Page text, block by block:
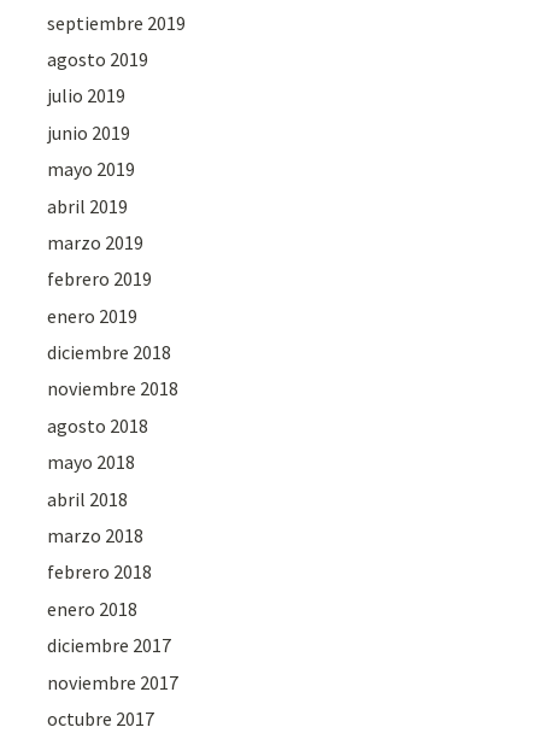
septiembre 2019
agosto 2019
julio 2019
junio 2019
mayo 2019
abril 2019
marzo 2019
febrero 2019
enero 2019
diciembre 2018
noviembre 2018
agosto 2018
mayo 2018
abril 2018
marzo 2018
febrero 2018
enero 2018
diciembre 2017
noviembre 2017
octubre 2017